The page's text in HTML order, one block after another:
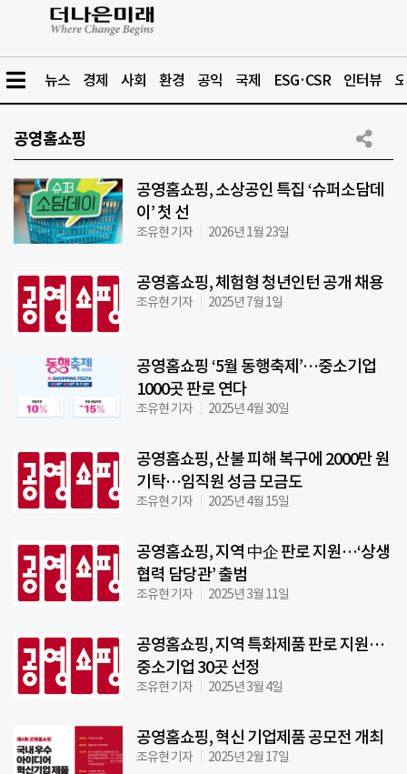
뉴스 경제 사회 환경 공익 국제 ESG·CSR 인터뷰
공영홈쇼핑
공영홈쇼핑, 소상공인 특집 ‘슈퍼소담데
이’ 첫 선
조유현 기자 2026년 1월 23일
공영홈쇼핑, 체험형 청년인턴 공개 채용
조유현 기자 2025년 7월 1일
공영홈쇼핑 ‘5월 동행축제’…중소기업
1000곳 판로 연다
조유현 기자 2025년 4월 30일
공영홈쇼핑, 산불 피해 복구에 2000만 원
기탁…임직원 성금 모금도
조유현 기자 2025년 4월 15일
공영홈쇼핑, 지역 中企 판로 지원…‘상생
협력 담당관’ 출범
조유현 기자 2025년 3월 11일
공영홈쇼핑, 지역 특화제품 판로 지원…
중소기업 30곳 선정
조유현 기자 2025년 3월 4일
공영홈쇼핑, 혁신 기업제품 공모전 개최
조유현 기자 2025년 2월 17일